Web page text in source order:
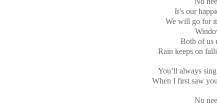
It’s our
We will go for
Both of us
Rain keeps on
You’ll always
When I first saw
No